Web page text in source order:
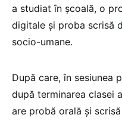
a studiat în școală, o
digitale și proba scrisă
socio-umane.
După care, în sesiunea
după terminarea clasei
are probă orală și